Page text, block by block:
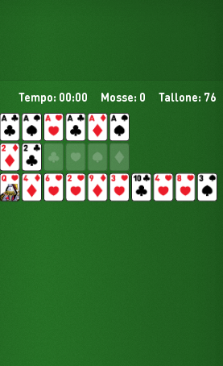
Tempo: 00:00 Mosse: 0 Tallone: 76